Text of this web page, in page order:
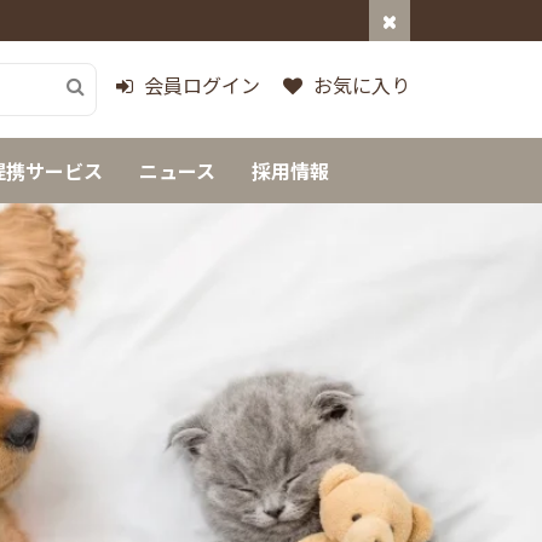
会員ログイン お気に入り
携サービス ニュース 採用情報